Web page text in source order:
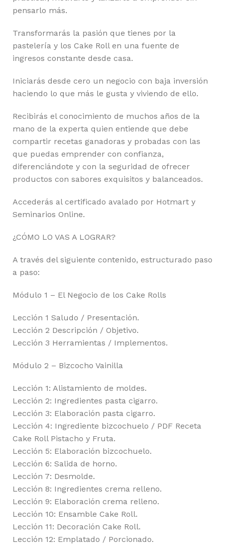
pensarlo más.
Transformarás la pasión que tienes por la
pastelería y los Cake Roll en una fuente de
ingresos constante desde casa.
Iniciarás desde cero un negocio con baja inversión
haciendo lo que más le gusta y viviendo de ello.
Recibirás el conocimiento de muchos años de la
mano de la experta quien entiende que debe
compartir recetas ganadoras y probadas con las
que puedas emprender con confianza,
diferenciándote y con la seguridad de ofrecer
productos con sabores exquisitos y balanceados.
Accederás al certificado avalado por Hotmart y
Seminarios Online.
¿CÓMO LO VAS A LOGRAR?
A través del siguiente contenido, estructurado paso
a paso:
Módulo 1 – El Negocio de los Cake Rolls
Lección 1 Saludo / Presentación.
Lección 2 Descripción / Objetivo.
Lección 3 Herramientas / Implementos.
Módulo 2 – Bizcocho Vainilla
Lección 1: Alistamiento de moldes.
Lección 2: Ingredientes pasta cigarro.
Lección 3: Elaboración pasta cigarro.
Lección 4: Ingrediente bizcochuelo / PDF Receta
Cake Roll Pistacho y Fruta.
Lección 5: Elaboración bizcochuelo.
Lección 6: Salida de horno.
Lección 7: Desmolde.
Lección 8: Ingredientes crema relleno.
Lección 9: Elaboración crema relleno.
Lección 10: Ensamble Cake Roll.
Lección 11: Decoración Cake Roll.
Lección 12: Emplatado / Porcionado.